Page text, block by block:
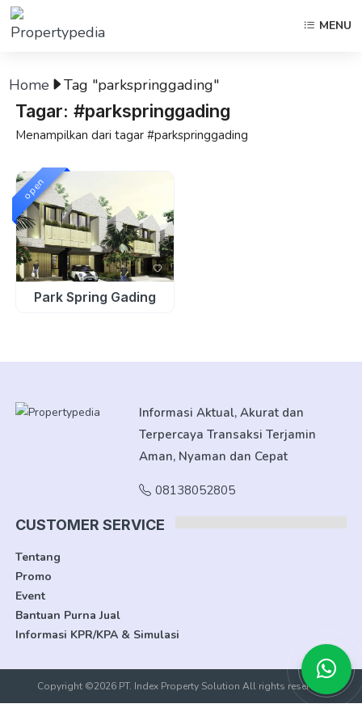
MENU
Home Tag "parkspringgading"
Tagar: #parkspringgading
Menampilkan dari tagar #parkspringgading
open
Park Spring Gading
Informasi Aktual, Akurat dan
Terpercaya Transaksi Terjamin
Aman, Nyaman dan Cepat
08138052805
CUSTOMER SERVICE
Tentang
Promo
Event
Bantuan Purna Jual
Informasi KPR/KPA & Simulasi
Copyright ©2026 PT. Index Property Solution All rights reserved